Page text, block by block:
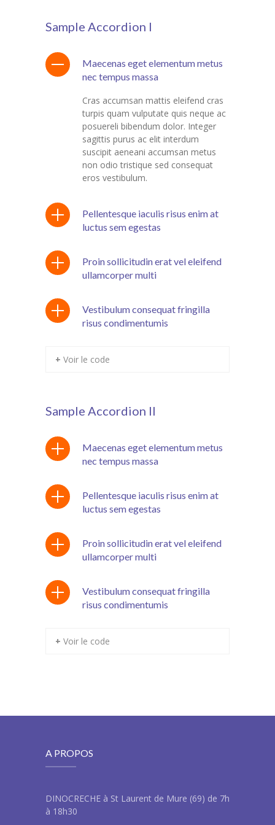
-- Menus des bambins
Les News
-- Se déconnecter
-- Demander mon mot de passe
Contact
Pré-inscription
Sample Accordion I
Maecenas eget elementum metus
nec tempus massa
Cras accumsan mattis eleifend cras
turpis quam vulputate quis neque ac
posuereli bibendum dolor. Integer
sagittis purus ac elit interdum
suscipit aeneani accumsan metus
non odio tristique sed consequat
eros vestibulum.
Pellentesque iaculis risus enim at
luctus sem egestas
Proin sollicitudin erat vel eleifend
ullamcorper multi
Vestibulum consequat fringilla
risus condimentumis
+ Voir le code
Sample Accordion II
Maecenas eget elementum metus
nec tempus massa
Pellentesque iaculis risus enim at
luctus sem egestas
Proin sollicitudin erat vel eleifend
ullamcorper multi
Vestibulum consequat fringilla
risus condimentumis
+ Voir le code
A PROPOS
DINOCRECHE à St Laurent de Mure (69) de 7h
à 18h30